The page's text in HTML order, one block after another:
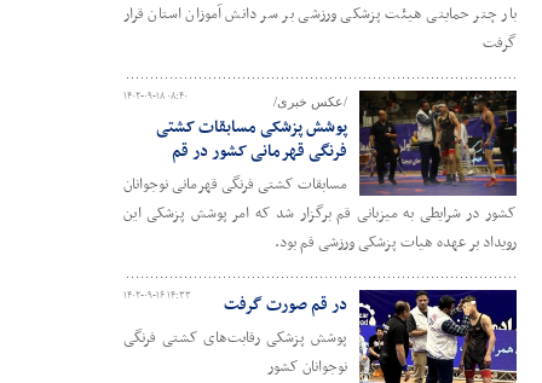
بار چتر حمایتی هیئت پزشکی ورزشی بر سر دانش آموزان استان قرار
گرفت
۱۴۰۲-۰۹-۱۸ ۰۸:۴۰ /عکس خبری/
پوشش پزشکی مسابقات کشتی
فرنگی قهرمانی کشور در قم
مسابقات کشتی فرنگی قهرمانی نوجوانان
کشور در شرایطی به میزبانی قم برگزار شد که امر پوشش پزشکی این
رویداد بر عهده هیات پزشکی ورزشی قم بود.
۱۴۰۲-۰۹-۱۶ ۱۴:۳۳ در قم صورت گرفت
پوشش پزشکی رقابت‌های کشتی فرنگی
نوجوانان کشور